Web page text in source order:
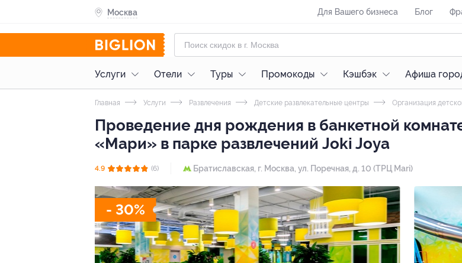
Москва Для Вашего бизнеса Блог
Услуги Отели Туры Промокоды Кэшбэк Афиша
Главная Услуги Развлечения Детские развлекательные центры Организация
Проведение дня рождения в банкетной
«Мари» в парке развлечений Joki Joya
4.9 (6) Братиславская, г. Москва, ул. Поречная, д. 10 (​ТРЦ Mari)
- 30%